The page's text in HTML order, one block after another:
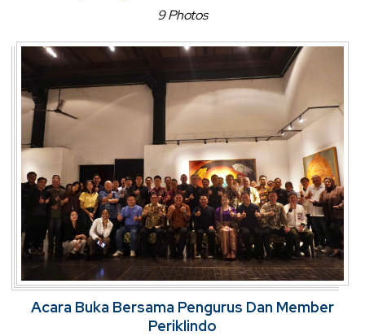
9 Photos
Acara Buka Bersama Pengurus Dan Member
Periklindo